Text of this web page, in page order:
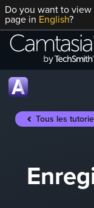
Passer
directement
contenu
Do you want to view
page in English?
Tous les